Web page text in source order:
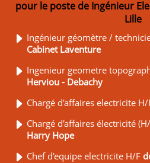
pour le poste de Ingénieur
Lille
Ingénieur géomètre /
Cabinet Laventure
Ingenieur geometre
Herviou - Debachy
Chargé d'affaires electricite H/
Chargé d'affaires électricité
Harry Hope
Chef d'equipe electricite H/F